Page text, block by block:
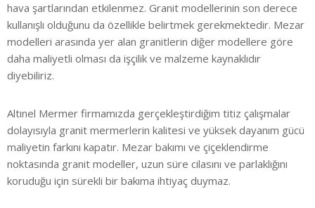
hava şartlarından etkilenmez. Granit modellerinin son derece
kullanışlı olduğunu da özellikle belirtmek gerekmektedir. Mezar
modelleri arasında yer alan granitlerin diğer modellere göre
daha maliyetli olması da işçilik ve malzeme kaynaklıdır
diyebiliriz.
Altınel Mermer firmamızda gerçekleştirdiğim titiz çalışmalar
dolayısıyla granit mermerlerin kalitesi ve yüksek dayanım gücü
maliyetin farkını kapatır. Mezar bakımı ve çiçeklendirme
noktasında granit modeller, uzun süre cilasını ve parlaklığını
koruduğu için sürekli bir bakıma ihtiyaç duymaz.